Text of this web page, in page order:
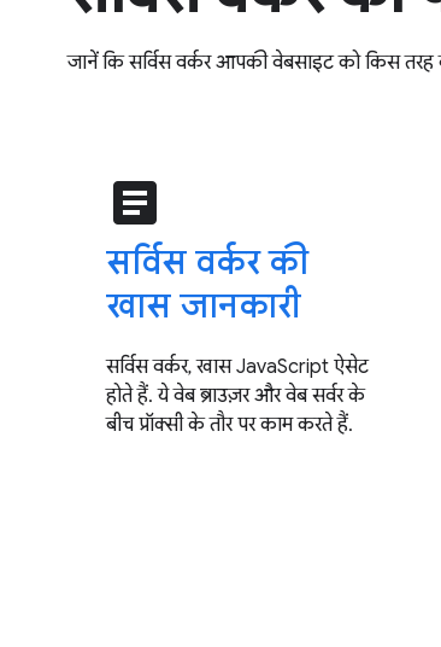
जानें कि सर्विस वर्कर आपकी वेबसाइट को किस
article
सर्विस वर्कर की
खास जानकारी
सर्विस वर्कर, खास JavaScript ऐसेट
होते हैं. ये वेब ब्राउज़र और वेब सर्वर के
बीच प्रॉक्सी के तौर पर काम करते हैं.